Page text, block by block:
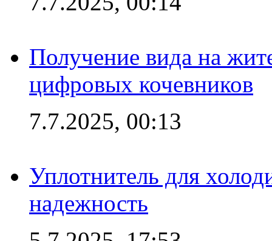
Получение вида на
цифровых кочевников
7.7.2025, 00:13
Уплотнитель для
надежность